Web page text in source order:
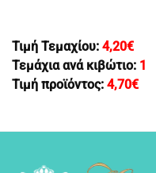
Τιμή Τεμαχίου: 4,20€
Τεμάχια ανά κιβώτιο: 1
Τιμή προϊόντος: 4,70€